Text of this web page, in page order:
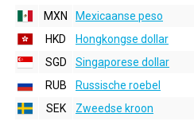
MXN
Mexicaanse peso
HKD
Hongkongse dollar
SGD
Singaporese dollar
RUB
Russische roebel
SEK
Zweedse kroon